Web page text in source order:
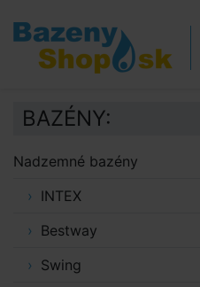
Prejsť na obsah
Prejsť k bočnému stĺpci
Klávesové skratky
BAZÉNY:
Nadzemné bazény
INTEX
Bestway
Swing